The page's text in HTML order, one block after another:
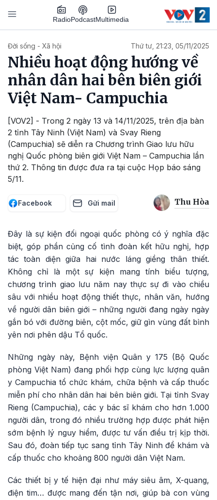
Nhảy đến nội dung
RadioPodcastMultimedia
Đời sống - Xã hội Thứ tư, 21:23, 05/11/2025
Nhiều hoạt động hướng về
nhân dân hai bên biên giới
Việt Nam- Campuchia
[VOV2] - Trong 2 ngày 13 và 14/11/2025, trên địa bàn
2 tỉnh Tây Ninh (Việt Nam) và Svay Rieng
(Campuchia) sẽ diễn ra Chương trình Giao lưu hữu
nghị Quốc phòng biên giới Việt Nam – Campuchia lần
thứ 2. Thông tin được đưa ra tại cuộc Họp báo sáng
5/11.
Facebook Gửi mail Thu Hòa
Đây là sự kiện đối ngoại quốc phòng có ý nghĩa đặc
biệt, góp phần củng cố tình đoàn kết hữu nghị, hợp
tác toàn diện giữa hai nước láng giềng thân thiết.
Không chỉ là một sự kiện mang tính biểu tượng,
chương trình giao lưu năm nay thực sự đi vào chiều
sâu với nhiều hoạt động thiết thực, nhân văn, hướng
về người dân biên giới – những người đang ngày ngày
gắn bó với đường biên, cột mốc, giữ gìn vùng đất bình
yên nơi phên dậu Tổ quốc.
Những ngày này, Bệnh viện Quân y 175 (Bộ Quốc
phòng Việt Nam) đang phối hợp cùng lực lượng quân
y Campuchia tổ chức khám, chữa bệnh và cấp thuốc
miễn phí cho nhân dân hai bên biên giới. Tại tỉnh Svay
Rieng (Campuchia), các y bác sĩ khám cho hơn 1.000
người dân, trong đó nhiều trường hợp được phát hiện
sớm bệnh lý nguy hiểm, được tư vấn điều trị kịp thời.
Sau đó, đoàn tiếp tục sang tỉnh Tây Ninh để khám và
cấp thuốc cho khoảng 800 người dân Việt Nam.
Các thiết bị y tế hiện đại như máy siêu âm, X-quang,
điện tim… được mang đến tận nơi, giúp bà con vùng